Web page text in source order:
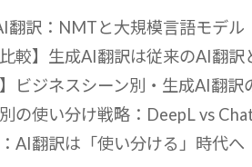
翻訳：NMTと大規模言語モデル
比較】生成AI翻訳は従来のAI翻訳
】ビジネスシーン別・生成AI翻訳
の使い分け戦略：DeepL vs
AI翻訳は「使い分ける」時代へ